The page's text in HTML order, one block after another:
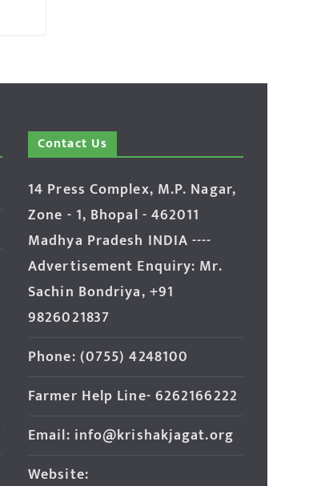
Contact Us
14 Press Complex, M.P. Nagar,
Zone - 1, Bhopal - 462011
Madhya Pradesh INDIA ----
Advertisement Enquiry: Mr.
Sachin Bondriya, +91
9826021837
Phone: (0755) 4248100
Farmer Help Line- 6262166222
Email: info@krishakjagat.org
Website: